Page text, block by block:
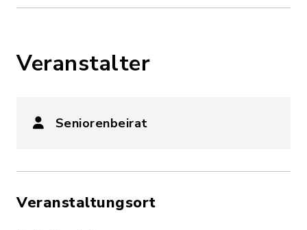
Veranstalter
Seniorenbeirat
Veranstaltungsort